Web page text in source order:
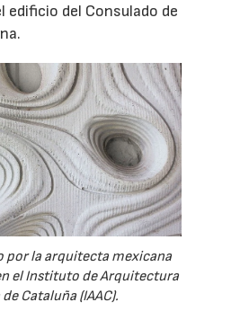
edificio del Consulado de
por la arquitecta mexicana
el Instituto de Arquitectura
Cataluña (IAAC).